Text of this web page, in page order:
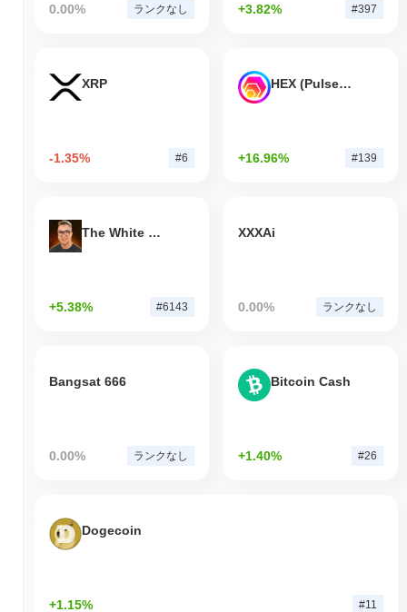
0.00% ランクなし +3.82% #397
XRP
-1.35% #6
HEX (Pulsechain)
+16.96% #139
The White Bull
+5.38% #6143
XXXAi
0.00% ランクなし
Bangsat 666
0.00% ランクなし
Bitcoin Cash
+1.40% #26
Dogecoin
+1.15% #11